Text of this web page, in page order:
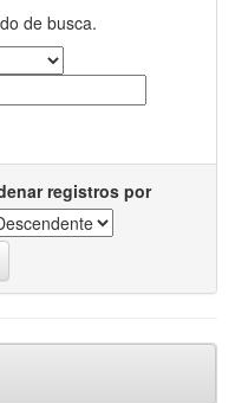
de busca.
registros por